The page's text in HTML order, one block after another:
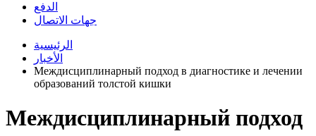
الدفع
جهات الاتصال
الرئيسية
الأخبار
Междисциплинарный подход в диагностике и лечении
образований толстой кишки
Междисциплинарный подход